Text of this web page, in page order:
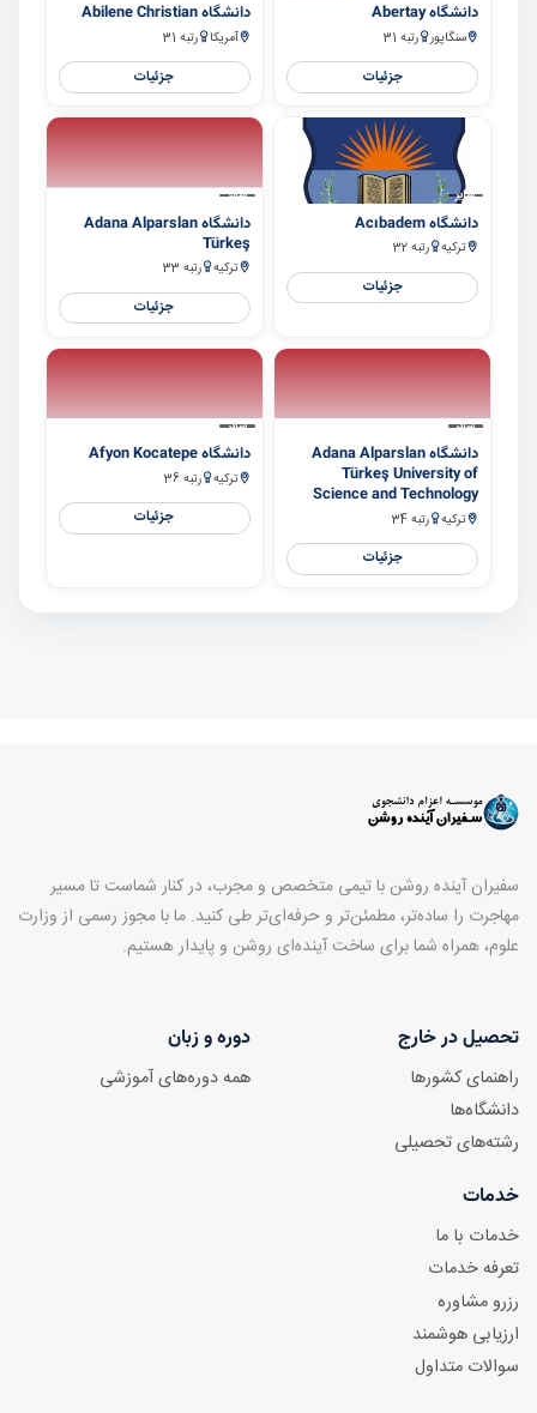
دانشگاه Abertay
سنگاپور رتبه 31
جزئیات
دانشگاه Abilene Christian
آمریکا رتبه 31
جزئیات
سایر
دانشگاه Acıbadem
ترکیه رتبه 32
جزئیات
سایر
دانشگاه Adana Alparslan
Türkeş
ترکیه رتبه 33
جزئیات
سایر
دانشگاه Adana Alparslan
Türkeş University of
Science and Technology
ترکیه رتبه 34
جزئیات
سایر
دانشگاه Afyon Kocatepe
ترکیه رتبه 36
جزئیات
سفیران آینده روشن با تیمی متخصص و مجرب، در کنار شماست تا مسیر
مهاجرت را ساده‌تر، مطمئن‌تر و حرفه‌ای‌تر طی کنید. ما با مجوز رسمی از وزارت
علوم، همراه شما برای ساخت آینده‌ای روشن و پایدار هستیم.
تحصیل در خارج
راهنمای کشورها
دانشگاه‌ها
رشته‌های تحصیلی
دوره و زبان
همه دوره‌های آموزشی
خدمات
خدمات با ما
تعرفه خدمات
رزرو مشاوره
ارزیابی هوشمند
سوالات متداول